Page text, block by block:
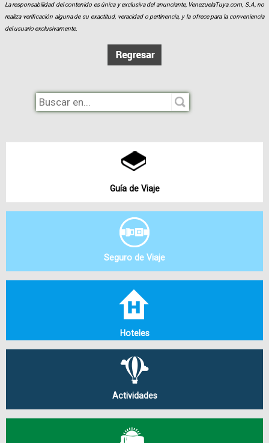
La responsabilidad del contenido es única y exclusiva del anunciante, VenezuelaTuya.com, S.A, no
realiza verificación alguna de su exactitud, veracidad o pertinencia, y la ofrece para la conveniencia
del usuario exclusivamente.
Guía de Viaje
Seguro de Viaje
Hoteles
Actividades